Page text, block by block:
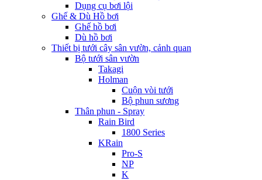
Dụng cụ bơi lội
Ghế & Dù Hồ bơi
Ghế hồ bơi
Dù hồ bơi
Thiết bị tưới cây sân vườn, cảnh quan
Bộ tưới sân vườn
Takagi
Holman
Cuộn vòi tưới
Bộ phun sương
Thân phun - Spray
Rain Bird
1800 Series
KRain
Pro-S
NP
K